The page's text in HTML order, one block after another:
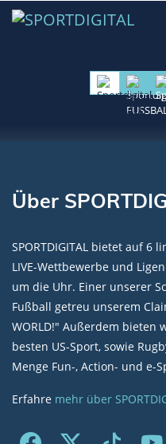
Über
SPORTDIGITAL bietet auf 6
LIVE-Wettbewerbe und
um die Uhr. Einer unserer
Fußball getreu unserem
WORLD!" Außerdem bieten
besten US-Sport, sowie
Menge Fun-, Action- und e-
Erfahre mehr über